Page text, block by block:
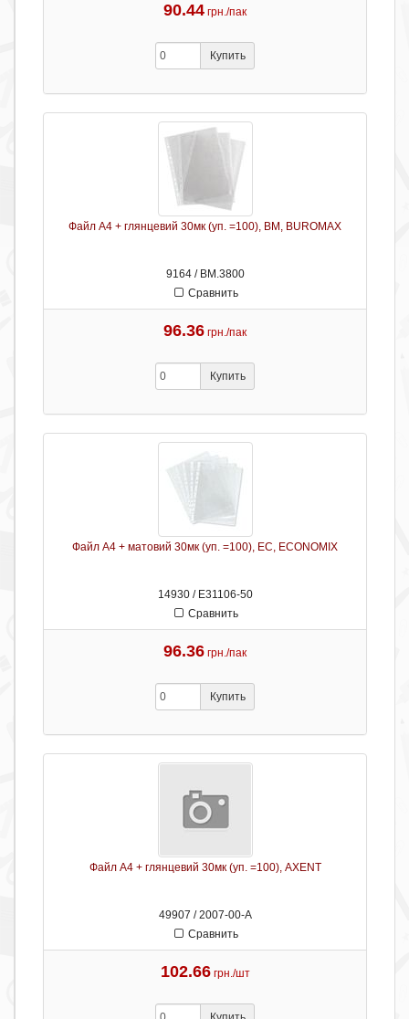
90.44 грн./пак
Купить
Файл А4 + глянцевий 30мк (уп. =100), BM, BUROMAX
9164 / ВМ.3800
Сравнить
96.36 грн./пак
Купить
Файл А4 + матовий 30мк (уп. =100), EC, ECONOMIX
14930 / Е31106-50
Сравнить
96.36 грн./пак
Купить
Файл А4 + глянцевий 30мк (уп. =100), AXENT
49907 / 2007-00-А
Сравнить
102.66 грн./шт